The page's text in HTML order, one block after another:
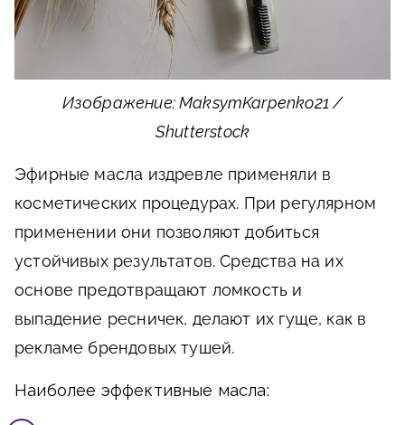
Изображение: MaksymKarpenko21 /
Shutterstock
Эфирные масла издревле применяли в
косметических процедурах. При регулярном
применении они позволяют добиться
устойчивых результатов. Средства на их
основе предотвращают ломкость и
выпадение ресничек, делают их гуще, как в
рекламе брендовых тушей.
Наиболее эффективные масла: